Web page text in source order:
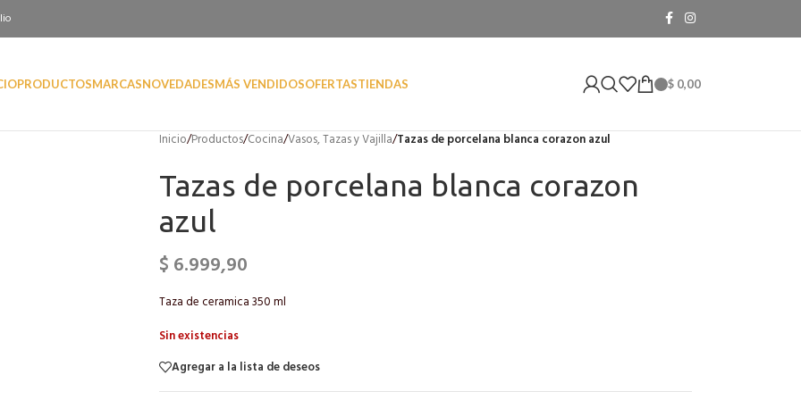
PRODUCTOSMARCASNOVEDADESMÁS VENDIDOSOFERTASTIENDAS $ 0,00
Inicio/Productos/Cocina/Vasos, Tazas y Vajilla/Tazas de porcelana blanca corazon azul
Tazas de porcelana blanca corazon
azul
$ 6.999,90
Taza de ceramica 350 ml
Sin existencias
Agregar a la lista de deseos